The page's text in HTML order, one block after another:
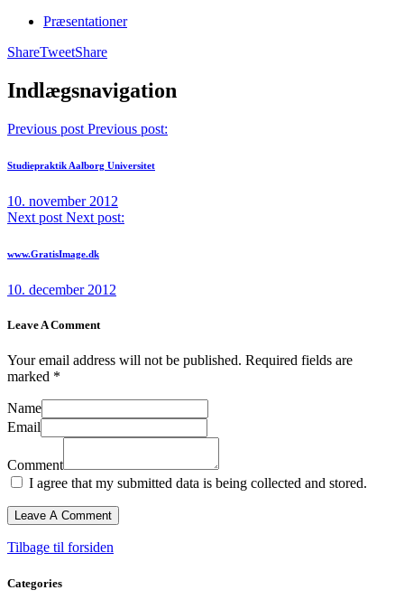
Præsentationer
ShareTweetShare
Indlægsnavigation
Previous post Previous post:
Studiepraktik Aalborg Universitet
10. november 2012
Next post Next post:
www.GratisImage.dk
10. december 2012
Leave A Comment
Your email address will not be published. Required fields are
marked *
Name
Email
Comment
I agree that my submitted data is being collected and stored.
Tilbage til forsiden
Categories